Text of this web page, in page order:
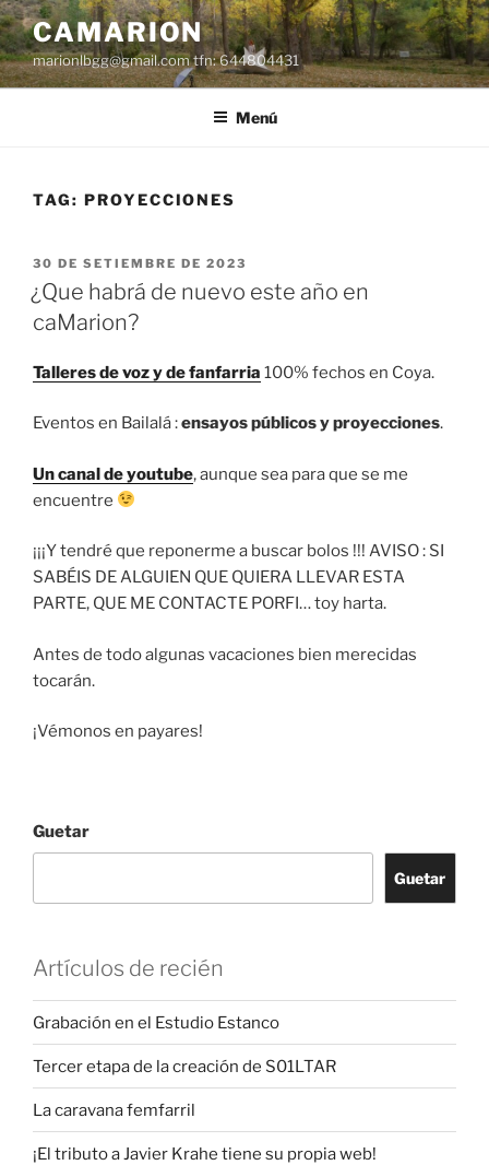
Dir
al
conteníu
CAMARION
marionlbgg@gmail.com tfn: 644804431
Menú
TAG: PROYECCIONES
ESPUBLIZÁU
EN
30 DE SETIEMBRE DE 2023
¿Que habrá de nuevo este año en
caMarion?
Talleres de voz y de fanfarria 100% fechos en Coya.
Eventos en Bailalá :ensayos públicos y proyecciones.
Un canal de youtube, aunque sea para que se me
encuentre
¡¡¡Y tendré que reponerme a buscar bolos !!! AVISO : SI
SABÉIS DE ALGUIEN QUE QUIERA LLEVAR ESTA
PARTE, QUE ME CONTACTE PORFI… toy harta.
Antes de todo algunas vacaciones bien merecidas
tocarán.
¡Vémonos en payares!
Guetar
Guetar
Artículos de recién
Grabación en el Estudio Estanco
Tercer etapa de la creación de S01LTAR
La caravana femfarril
¡El tributo a Javier Krahe tiene su propia web!